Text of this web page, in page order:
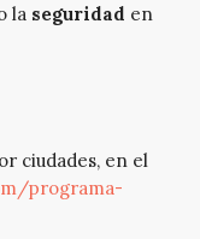
la seguridad en
ciudades, en el
programa-